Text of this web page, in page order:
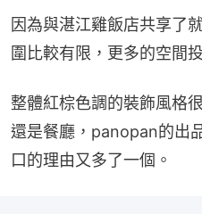
因為與湛江雞飯店共享了
圍比較有限，更多的空間
整體紅棕色調的裝飾風格
還是餐廳，panopan的出
口的理由又多了一個。